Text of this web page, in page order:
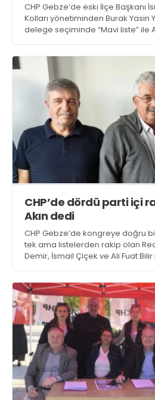
CHP Gebze’de eski İlçe Başkanı
Kolları yönetiminden Burak Yasin
delege seçiminde “Mavi liste” ile
CHP’de dördü parti içi
Akın dedi
CHP Gebze’de kongreye doğru
tek ama listelerden rakip olan
Demir, İsmail Çiçek ve Ali Fuat